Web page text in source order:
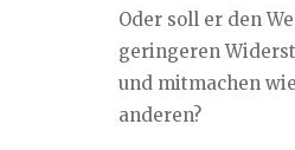
Oder soll er den
geringeren
und mitmachen
anderen?